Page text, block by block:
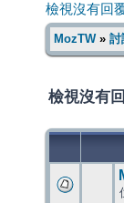
檢視沒有回
MozTW» 討
檢視沒有